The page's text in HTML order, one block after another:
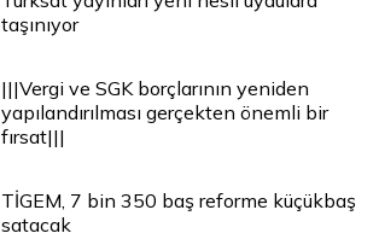
taşınıyor
|||Vergi ve SGK borçlarının yeniden
yapılandırılması gerçekten önemli bir
fırsat|||
TİGEM, 7 bin 350 baş reforme küçükbaş
satacak